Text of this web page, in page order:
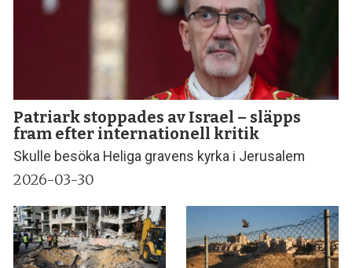
Patriark stoppades av Israel – släpps
fram efter internationell kritik
Skulle besöka Heliga gravens kyrka i Jerusalem
2026-03-30